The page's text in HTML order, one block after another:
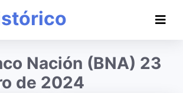
Nación (BNA) 23
de 2024